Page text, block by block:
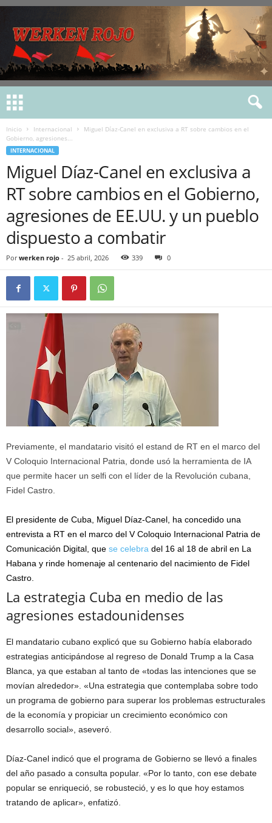
Inicio Internacional
Miguel Díaz-Canel en exclusiva a RT sobre cambios en el
Gobierno, agresiones...
INTERNACIONAL
Miguel Díaz-Canel en exclusiva a
RT sobre cambios en el Gobierno,
agresiones de EE.UU. y un pueblo
dispuesto a combatir
Por werken rojo - 25 abril, 2026 339 0
Previamente, el mandatario visitó el estand de RT en el marco del
V Coloquio Internacional Patria, donde usó la herramienta de IA
que permite hacer un selfi con el líder de la Revolución cubana,
Fidel Castro.
El presidente de Cuba, Miguel Díaz-Canel, ha concedido una
entrevista a RT en el marco del V Coloquio Internacional Patria de
Comunicación Digital, que se celebra del 16 al 18 de abril en La
Habana y rinde homenaje al centenario del nacimiento de Fidel
Castro.
La estrategia Cuba en medio de las
agresiones estadounidenses
El mandatario cubano explicó que su Gobierno había elaborado
estrategias anticipándose al regreso de Donald Trump a la Casa
Blanca, ya que estaban al tanto de «todas las intenciones que se
movían alrededor». «Una estrategia que contemplaba sobre todo
un programa de gobierno para superar los problemas estructurales
de la economía y propiciar un crecimiento económico con
desarrollo social», aseveró.
Díaz-Canel indicó que el programa de Gobierno se llevó a finales
del año pasado a consulta popular. «Por lo tanto, con ese debate
popular se enriqueció, se robusteció, y es lo que hoy estamos
tratando de aplicar», enfatizó.